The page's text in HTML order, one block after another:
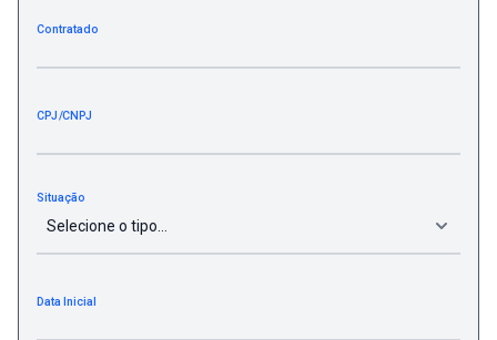
Contratado
CPJ/CNPJ
Situação
Data Inicial